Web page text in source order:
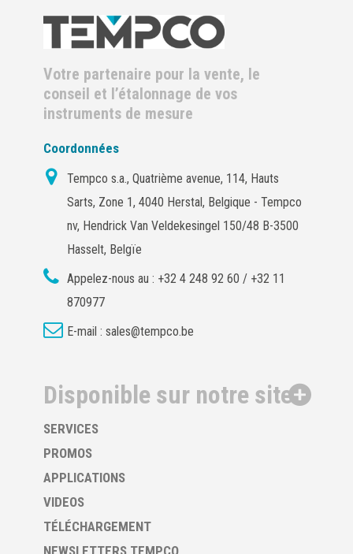
Votre partenaire pour la vente, le
conseil et l’étalonnage de vos
instruments de mesure
Coordonnées
Tempco s.a., Quatrième avenue, 114, Hauts
Sarts, Zone 1, 4040 Herstal, Belgique - Tempco
nv, Hendrick Van Veldekesingel 150/48 B-3500
Hasselt, Belgïe
Appelez-nous au : +32 4 248 92 60 / +32 11
870977
E-mail : sales@tempco.be
Disponible sur notre site
SERVICES
PROMOS
APPLICATIONS
VIDEOS
TÉLÉCHARGEMENT